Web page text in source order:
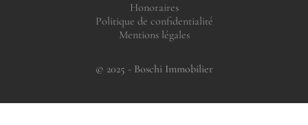
Honoraires
Politique de confidentialité
Mentions légales
© 2025 - Boschi Immobilier